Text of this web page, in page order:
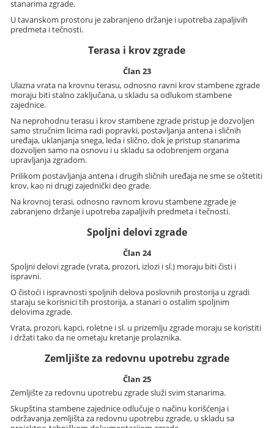
stanarima zgrade.
U tavanskom prostoru je zabranjeno držanje i upotreba zapaljivih
predmeta i tečnosti.
Terasa i krov zgrade
Član 23
Ulazna vrata na krovnu terasu, odnosno ravni krov stambene zgrade
moraju biti stalno zaključana, u skladu sa odlukom stambene
zajednice.
Na neprohodnu terasu i krov stambene zgrade pristup je dozvoljen
samo stručnim licima radi popravki, postavljanja antena i sličnih
uređaja, uklanjanja snega, leda i slično, dok je pristup stanarima
dozvoljen samo na osnovu i u skladu sa odobrenjem organa
upravljanja zgradom.
Prilikom postavljanja antena i drugih sličnih uređaja ne sme se oštetiti
krov, kao ni drugi zajednički deo grade.
Na krovnoj terasi, odnosno ravnom krovu stambene zgrade je
zabranjeno držanje i upotreba zapaljivih predmeta i tečnosti.
Spoljni delovi zgrade
Član 24
Spoljni delovi zgrade (vrata, prozori, izlozi i sl.) moraju biti čisti i
ispravni.
O čistoći i ispravnosti spoljnih delova poslovnih prostorija u zgradi
staraju se korisnici tih prostorija, a stanari o ostalim spoljnim
delovima zgrade.
Vrata, prozori, kapci, roletne i sl. u prizemlju zgrade moraju se koristiti
i držati tako da ne ometaju kretanje prolaznika.
Zemljište za redovnu upotrebu zgrade
Član 25
Zemljište za redovnu upotrebu zgrade služi svim stanarima.
Skupština stambene zajednice odlučuje o načinu korišćenja i
održavanja zemljišta za redovnu upotrebu zgrade, u skladu sa